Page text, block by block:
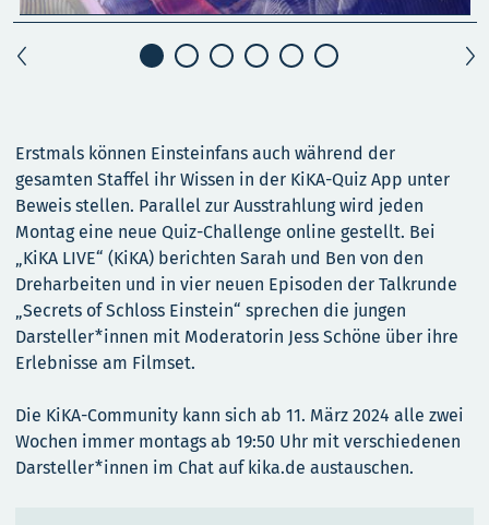
Erstmals können Einsteinfans auch während der
gesamten Staffel ihr Wissen in der KiKA-Quiz App unter
Beweis stellen. Parallel zur Ausstrahlung wird jeden
Montag eine neue Quiz-Challenge online gestellt. Bei
„KiKA LIVE“ (KiKA) berichten Sarah und Ben von den
Dreharbeiten und in vier neuen Episoden der Talkrunde
„Secrets of Schloss Einstein“ sprechen die jungen
Darsteller*innen mit Moderatorin Jess Schöne über ihre
Erlebnisse am Filmset.
Die KiKA-Community kann sich ab 11. März 2024 alle zwei
Wochen immer montags ab 19:50 Uhr mit verschiedenen
Darsteller*innen im Chat auf kika.de austauschen.